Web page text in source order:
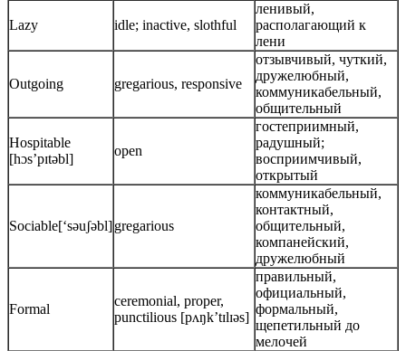
Lazy idle; inactive, slothful
ленивый,
располагающий к
лени
Outgoing gregarious, responsive
отзывчивый, чуткий,
дружелюбный,
коммуникабельный,
общительный
Hospitable
[hɔs’pɪtəbl]
open
гостеприимный,
радушный;
восприимчивый,
открытый
Sociable[‘səuʃəbl]gregarious
коммуникабельный,
контактный,
общительный,
компанейский,
дружелюбный
Formal
ceremonial, proper,
punctilious [pʌŋk’tɪlɪəs]
правильный,
официальный,
формальный,
щепетильный до
мелочей